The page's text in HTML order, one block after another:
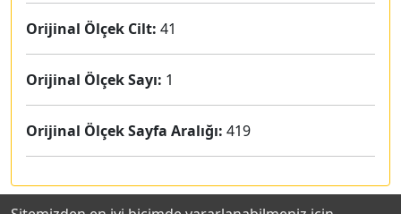
Orijinal Ölçek Cilt: 41
Orijinal Ölçek Sayı: 1
Orijinal Ölçek Sayfa Aralığı: 419